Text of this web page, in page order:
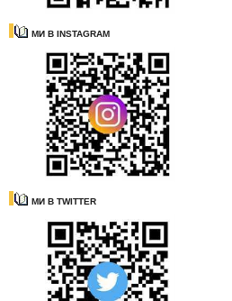
МИ В INSTAGRAM
МИ В TWITTER